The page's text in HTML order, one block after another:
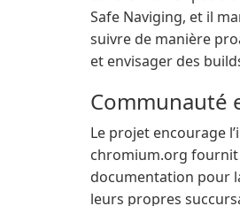
Safe Naviging, et il
suivre de manière
et envisager des
Communauté
Le projet encourage
chromium.org fournit
documentation pour
leurs propres